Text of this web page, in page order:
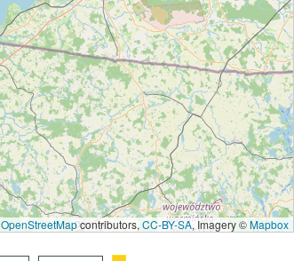
OpenStreetMapcontributors,CC-BY-SA, Imagery ©Mapbox